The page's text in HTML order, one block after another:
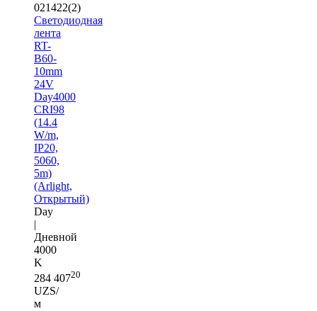
021422(2)
Светодиодная
лента
RT-
B60-
10mm
24V
Day4000
CRI98
(14.4
W/m,
IP20,
5060,
5m)
(Arlight,
Открытый)
Day
|
Дневной
4000
K
284 40720
UZS/
м